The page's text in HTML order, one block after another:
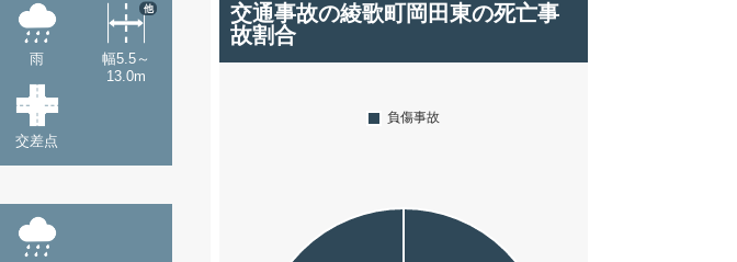
雨
幅5.5～
13.0m
他
交差点
交通事故の綾歌町岡田東の死亡事
故割合